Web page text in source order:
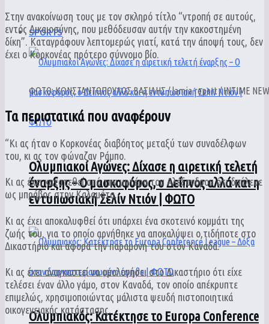
SPORTS
Ολυμπιακοί Αγώνες: Δίχασε η αιρετική τελετή
έναρξης – Ο μασκοφόρος, ο Δείπνος αλλά και η
εντυπωσιακή Σελίν Ντιόν | ΦΩΤΟ
Ολυμπιακός: Κατέκτησε το Europa Conference
Στην ανακοίνωση τους με τον σκληρό τίτλο “ντροπή σε αυτούς,
εντός Δικαιοσύνης, που μεθόδευσαν αυτήν την κακοστημένη
δίκη”. Καταγράφουν λεπτομερώς γιατί, κατά την άποψή τους, δεν
έχει ο Κορκονέας πρότερο σύννομο βίο.
ΦΩΤΟ: ΚΩΝΣΤΑΝΤΟΠΟΥΛΟΣ ΒΑΣΙΛΗΣ / lamia report / INTIME
Τα περιστατικά που αναφέρουν
“Κι ας ήταν ο Κορκονέας διαβόητος μεταξύ των συναδέλφων
του, κι ας τον φώναζαν Ράμπο.
Κι ας έχει κατατεθεί από την μητέρα του Αλέξανδρου ότι δούλευε
ως μπράβος στην Καλαμάτα.
Κι ας έχει αποκαλυφθεί ότι υπάρχει ένα σκοτεινό κομμάτι της
ζωής του, για το οποίο αρνήθηκε να αποκαλύψει ο,τιδήποτε στο
Δικαστήριο και αφορά την παραμονή του στον Καναδά.
Κι ας έχει αναγκαστεί να ομολογήσει στο Δικαστήριο ότι είχε
τελέσει έναν άλλο γάμο, στον Καναδά, τον οποίο απέκρυπτε
επιμελώς, χρησιμοποιώντας μάλιστα ψευδή πιστοποιητικά
οικογενειακής κατάστασης.